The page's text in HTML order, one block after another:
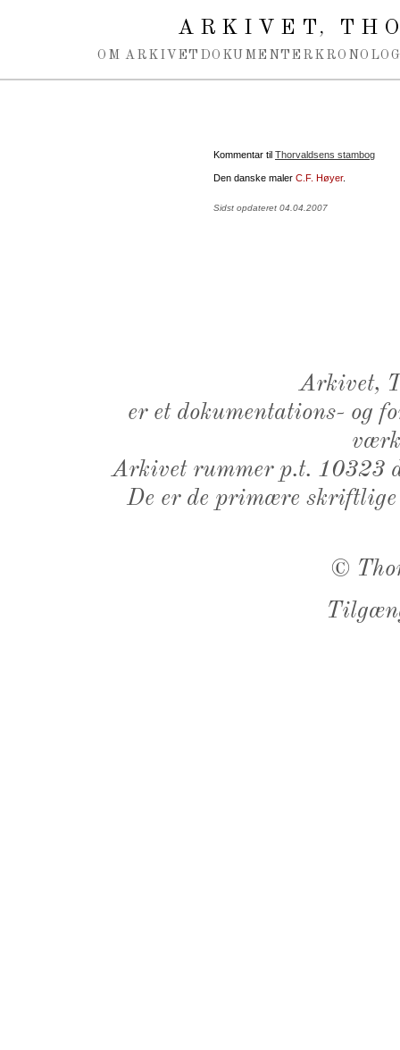
ARKIVET,
OM ARKIVET DOKUMENTER
Kommentar til Thorvaldsens stambog
Den danske maler C.F. Høyer.
Sidst opdateret 04.04.2007
Arkivet,
er et dokumentations- og
Arkivet rummer p.t. 10323
De er de primære
©